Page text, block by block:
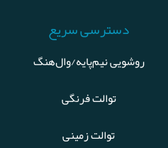
دسترسی سریع
روشویی نیم‌پایه/وال‌هنگ
توالت فرنگی
توالت زمینی